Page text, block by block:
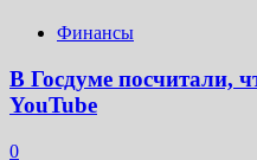
Финансы
В Госдуме посчитали,
YouTube
0